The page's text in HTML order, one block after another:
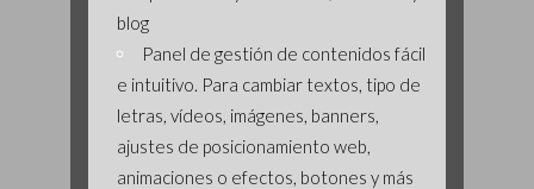
blog
Panel de gestión de contenidos fácil
e intuitivo. Para cambiar textos, tipo de
letras, vídeos, imágenes, banners,
ajustes de posicionamiento web,
animaciones o efectos, botones y más